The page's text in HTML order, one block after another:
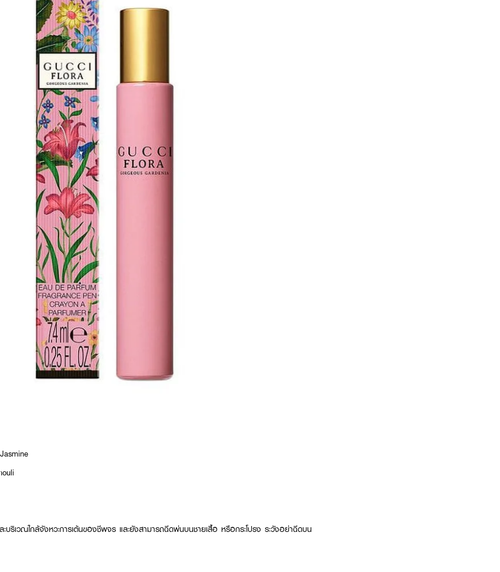
เวณใกล้จังหวะการเต้นของชีพจร และยังสามารถฉีดพ่นบนชายเสื้อ หรือกระโปรง ระวังอย่าฉีดบน